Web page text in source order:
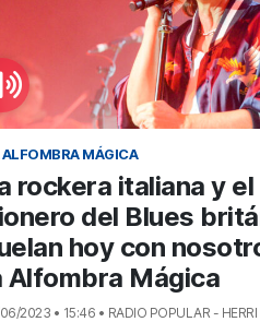
ALFOMBRA MÁGICA
rockera italiana y el
del Blues
hoy con
Alfombra Mágica
2023 • 15:46 • RADIO POPULAR - HERRI